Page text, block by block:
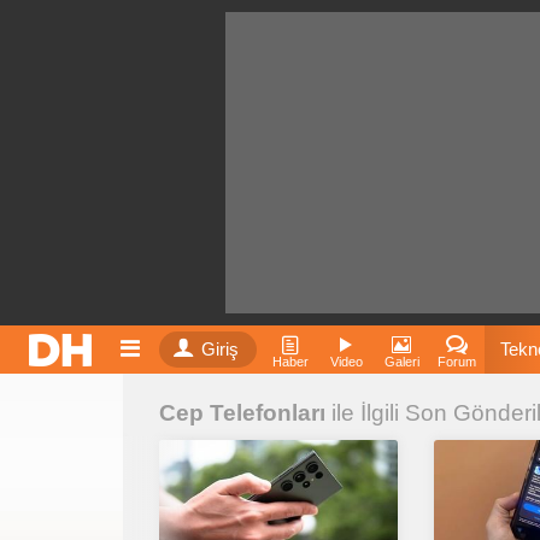
Giriş
Haber Video Galeri Forum
Film
Cep Telefonları ile İlgili Son